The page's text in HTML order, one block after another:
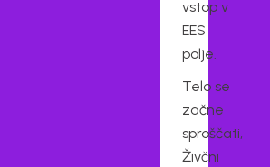
vstop v
EES
polje.
Telo se
začne
sproščati,
Živčni